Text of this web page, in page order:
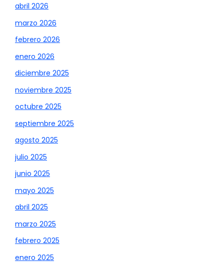
abril 2026
marzo 2026
febrero 2026
enero 2026
diciembre 2025
noviembre 2025
octubre 2025
septiembre 2025
agosto 2025
julio 2025
junio 2025
mayo 2025
abril 2025
marzo 2025
febrero 2025
enero 2025